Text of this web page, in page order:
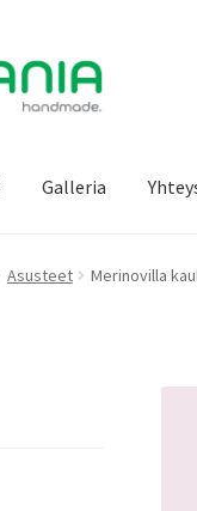
Galleria
Asusteet Merinovilla